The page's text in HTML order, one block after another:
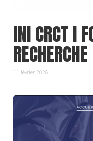
INI CRCT I
RECHERCHE
11 février 2026